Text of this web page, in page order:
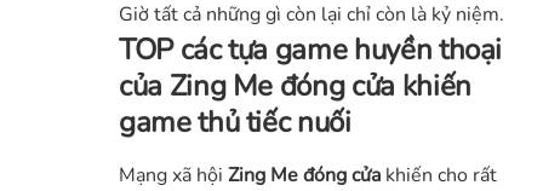
Giờ tất cả những gì còn lại chỉ còn là kỷ niệm.
TOP các tựa game huyền thoại
của Zing Me đóng cửa khiến
game thủ tiếc nuối
Mạng xã hội Zing Me đóng cửa khiến cho rất